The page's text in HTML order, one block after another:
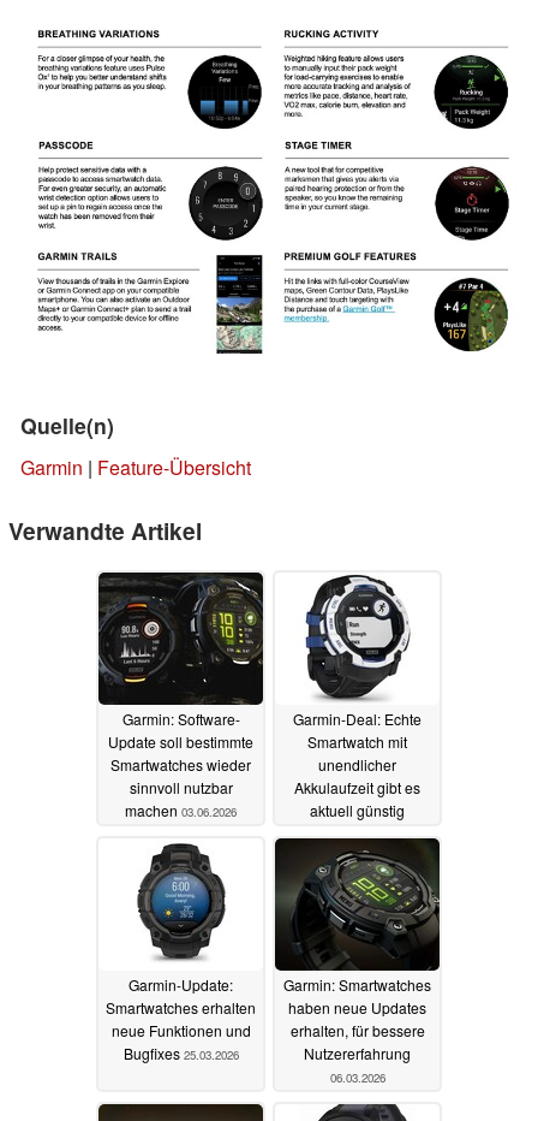
Quelle(n)
Garmin | Feature-Übersicht
Verwandte Artikel
Garmin: Software-
Update soll bestimmte
Smartwatches wieder
sinnvoll nutzbar
machen 03.06.2026
Garmin-Deal: Echte
Smartwatch mit
unendlicher
Akkulaufzeit gibt es
aktuell günstig
03.05.2026
Garmin-Update:
Smartwatches erhalten
neue Funktionen und
Bugfixes 25.03.2026
Garmin: Smartwatches
haben neue Updates
erhalten, für bessere
Nutzererfahrung
06.03.2026